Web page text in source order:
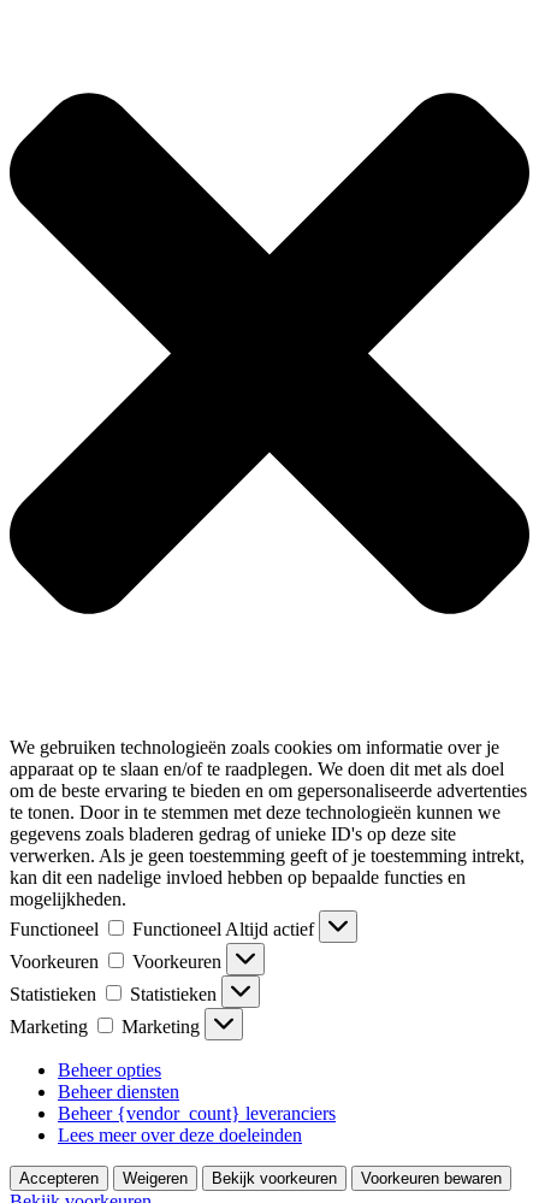
We gebruiken technologieën zoals cookies om informatie over je
apparaat op te slaan en/of te raadplegen. We doen dit met als doel
om de beste ervaring te bieden en om gepersonaliseerde advertenties
te tonen. Door in te stemmen met deze technologieën kunnen we
gegevens zoals bladeren gedrag of unieke ID's op deze site
verwerken. Als je geen toestemming geeft of je toestemming intrekt,
kan dit een nadelige invloed hebben op bepaalde functies en
mogelijkheden.
Functioneel
Functioneel Altijd actief
Voorkeuren
Voorkeuren
Statistieken
Statistieken
Marketing
Marketing
Beheer opties
Beheer diensten
Beheer {vendor_count} leveranciers
Lees meer over deze doeleinden
Accepteren Weigeren Bekijk voorkeuren Voorkeuren bewaren